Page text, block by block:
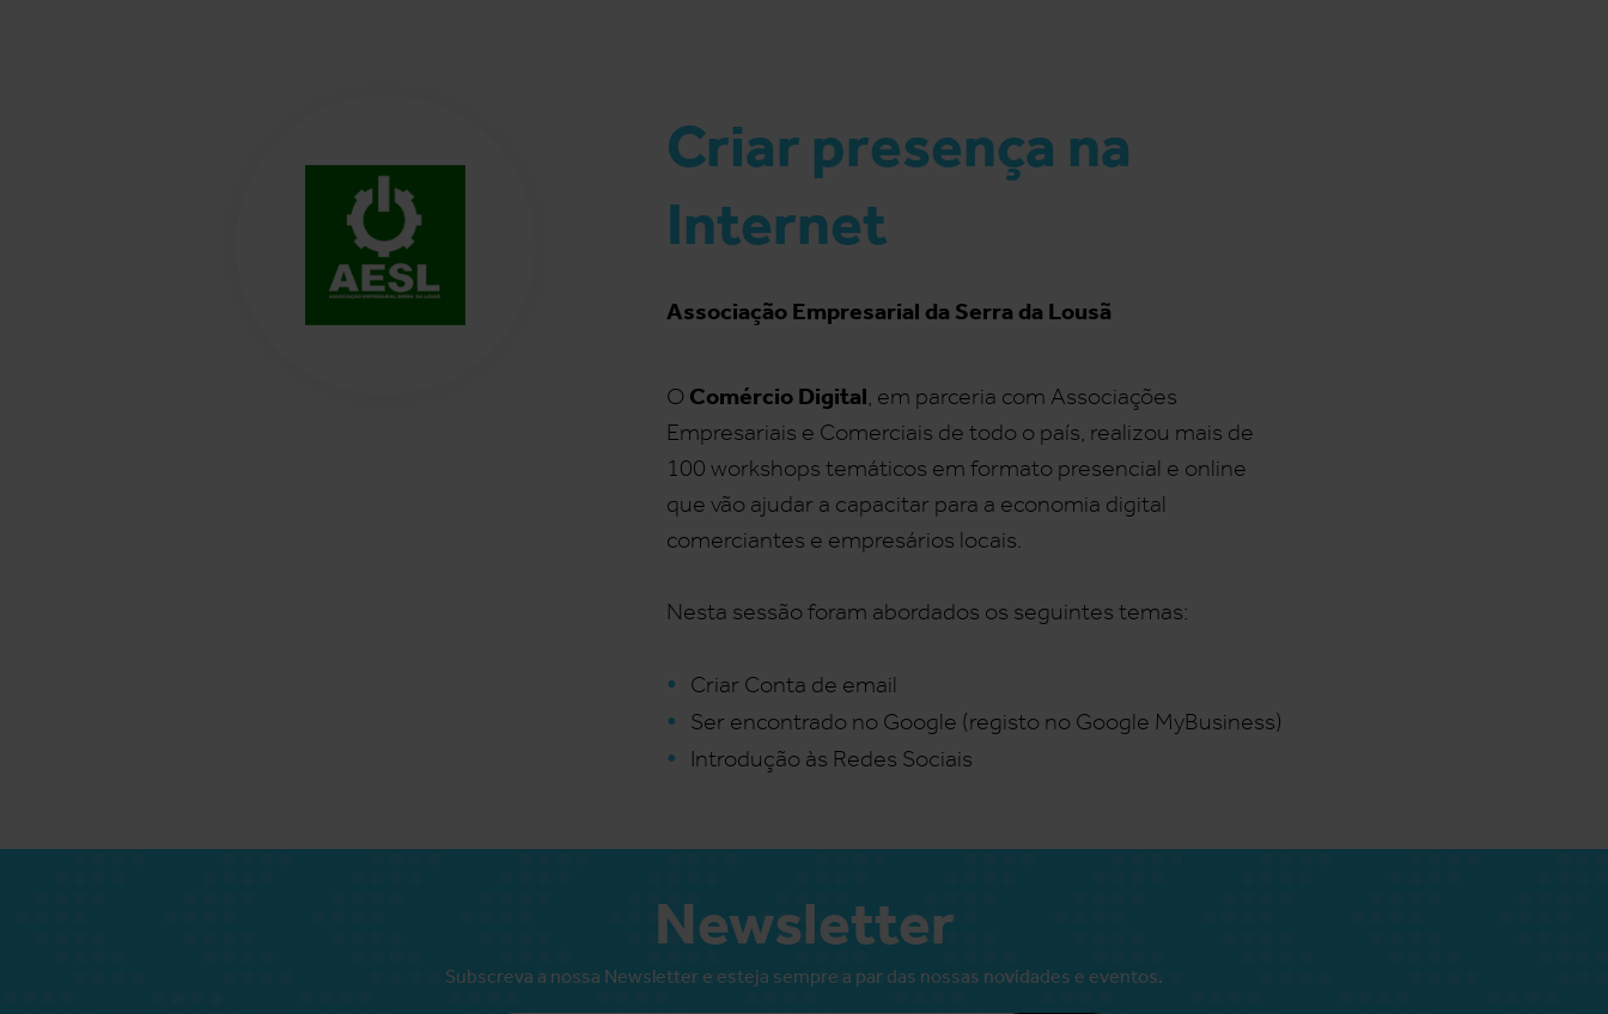
Criar presença na
Internet
Associação Empresarial da Serra da Lousã
O Comércio Digital, em parceria com Associações
Empresariais e Comerciais de todo o país, realizou mais de
100 workshops temáticos em formato presencial e online
que vão ajudar a capacitar para a economia digital
comerciantes e empresários locais.
Nesta sessão foram abordados os seguintes temas:
Criar Conta de email
Ser encontrado no Google (registo no Google MyBusiness)
Introdução às Redes Sociais
Newsletter
Subscreva a nossa Newsletter e esteja sempre a par das nossas novidades e eventos.